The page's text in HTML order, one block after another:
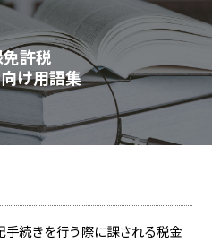
許税
け用語集
続きを行う際に課される税金